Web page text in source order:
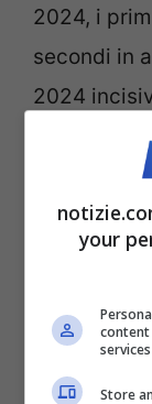
2024, i
secondi in
2024
sezione
reati
attraverso
informatici
forme di
rosso”.
your
content
Store